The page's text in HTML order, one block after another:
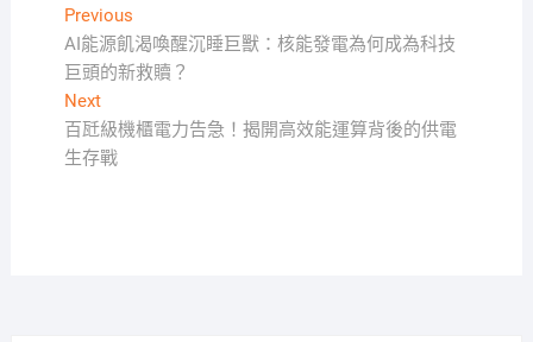
文
章
導
覽
PreviousPrevious
post:
AI能源飢渴喚醒沉睡巨獸：核能發電為何成為科技
巨頭的新救贖？
NextNext
post:
百瓩級機櫃電力告急！揭開高效能運算背後的供電
生存戰